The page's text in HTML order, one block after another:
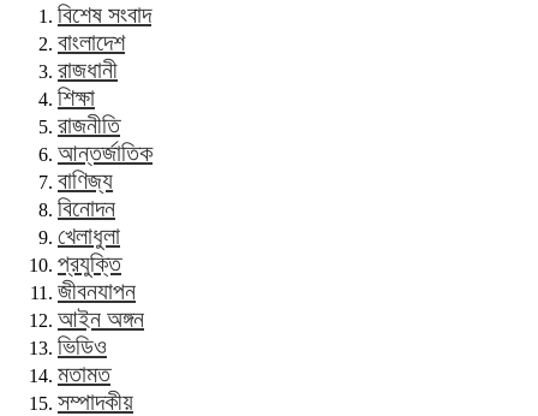
বিশেষ সংবাদ
বাংলাদেশ
রাজধানী
শিক্ষা
রাজনীতি
আন্তর্জাতিক
বাণিজ্য
বিনোদন
খেলাধুলা
প্রযুক্তি
জীবনযাপন
আইন অঙ্গন
ভিডিও
মতামত
সম্পাদকীয়